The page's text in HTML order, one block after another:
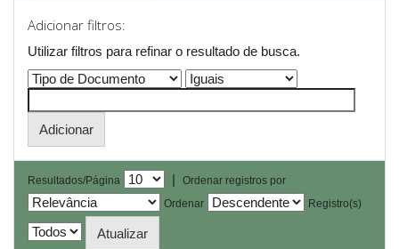
Adicionar filtros:
Utilizar filtros para refinar o resultado de busca.
Resultados/Página |
Ordenar registros por
Ordenar
Registro(s)